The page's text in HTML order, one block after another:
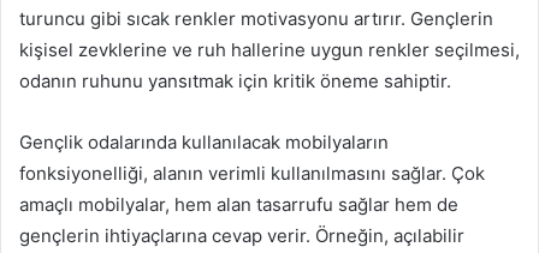
turuncu gibi sıcak renkler motivasyonu artırır. Gençlerin
kişisel zevklerine ve ruh hallerine uygun renkler seçilmesi,
odanın ruhunu yansıtmak için kritik öneme sahiptir.
Gençlik odalarında kullanılacak mobilyaların
fonksiyonelliği, alanın verimli kullanılmasını sağlar. Çok
amaçlı mobilyalar, hem alan tasarrufu sağlar hem de
gençlerin ihtiyaçlarına cevap verir. Örneğin, açılabilir